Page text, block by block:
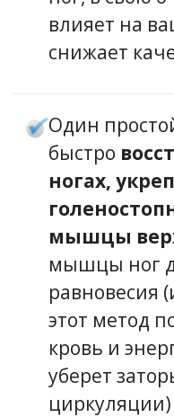
влияет на
снижает
Один
быстро
ногах,
мышцы
мышцы ног
равновесия
этот метод
кровь и
уберет
циркуляции)